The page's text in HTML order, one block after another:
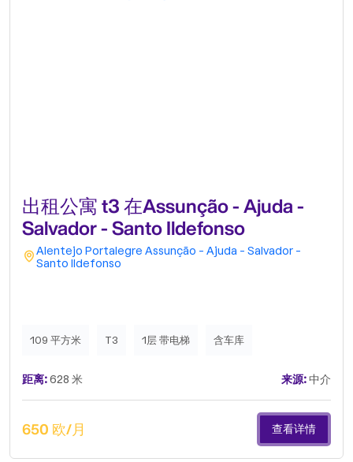
出租公寓 t3 在Assunção - Ajuda -
Salvador - Santo Ildefonso
Alentejo Portalegre Assunção - Ajuda - Salvador -
Santo Ildefonso
109 平方米 T3 1层 带电梯 含车库
距离:628 米 来源:中介
650 欧/月 查看详情